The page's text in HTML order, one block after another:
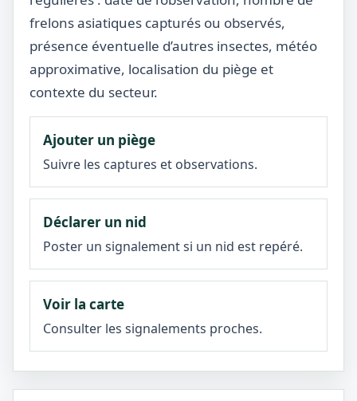
frelons asiatiques capturés ou observés,
présence éventuelle d’autres insectes, météo
approximative, localisation du piège et
contexte du secteur.
Ajouter un piège
Suivre les captures et observations.
Déclarer un nid
Poster un signalement si un nid est repéré.
Voir la carte
Consulter les signalements proches.